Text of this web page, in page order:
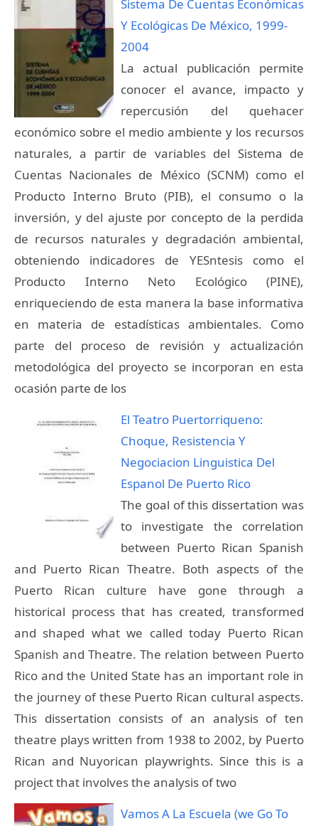
Sistema De Cuentas Económicas
Y Ecológicas De México, 1999-
2004
La actual publicación permite
conocer el avance, impacto y
repercusión del quehacer
económico sobre el medio ambiente y los recursos
naturales, a partir de variables del Sistema de
Cuentas Nacionales de México (SCNM) como el
Producto Interno Bruto (PIB), el consumo o la
inversión, y del ajuste por concepto de la perdida
de recursos naturales y degradación ambiental,
obteniendo indicadores de YESntesis como el
Producto Interno Neto Ecológico (PINE),
enriqueciendo de esta manera la base informativa
en materia de estadísticas ambientales. Como
parte del proceso de revisión y actualización
metodológica del proyecto se incorporan en esta
ocasión parte de los
El Teatro Puertorriqueno:
Choque, Resistencia Y
Negociacion Linguistica Del
Espanol De Puerto Rico
The goal of this dissertation was
to investigate the correlation
between Puerto Rican Spanish
and Puerto Rican Theatre. Both aspects of the
Puerto Rican culture have gone through a
historical process that has created, transformed
and shaped what we called today Puerto Rican
Spanish and Theatre. The relation between Puerto
Rico and the United State has an important role in
the journey of these Puerto Rican cultural aspects.
This dissertation consists of an analysis of ten
theatre plays written from 1938 to 2002, by Puerto
Rican and Nuyorican playwrights. Since this is a
project that involves the analysis of two
Vamos A La Escuela (we Go To